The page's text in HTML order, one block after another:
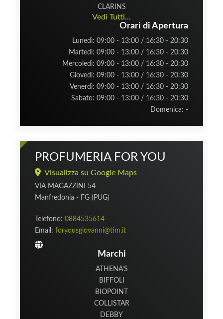
CLARINS
Vedi Tutti...
Orari di Apertura
Lunedì: 09:00 - 13:00 / 16:30 - 20:30
Martedì: 09:00 - 13:00 / 16:30 - 20:30
Mercoledì: 09:00 - 13:00 / 16:30 - 20:30
Giovedì: 09:00 - 13:00 / 16:30 - 20:30
Venerdì: 09:00 - 13:00 / 16:30 - 20:30
Sabato: 09:00 - 13:00 / 16:30 - 20:30
Domenica: -
PROFUMERIA FOR YOU
Visualizza su Google Maps
VIA MAGAZZINI 54
Manfredonia - FG (PUG)
Telefono: 0884535614
Email: foryousgiovanni@tim.it
Marchi
ATHENA'S
BIFFOLI
BIOPOINT
COLLISTAR
DEBBY